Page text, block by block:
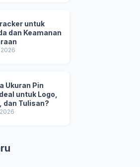
untuk
dan Keamanan
2026
Ukuran Pin
untuk Logo,
dan Tulisan?